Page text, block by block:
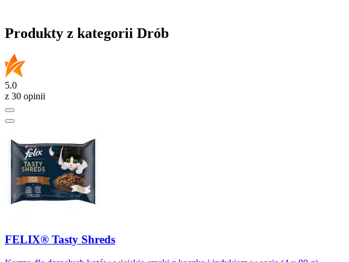
Produkty z kategorii Drób
5.0
z 30 opinii
FELIX® Tasty Shreds